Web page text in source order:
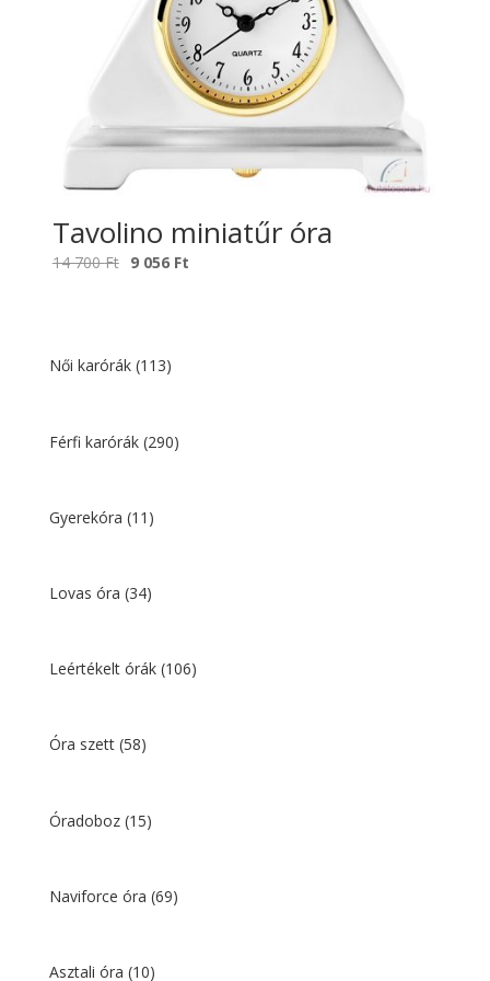
Tavolino miniatűr óra
14 700Ft Original
700 Ft.
9 056 Ft
Női karórák (113)
Férfi karórák (290)
Gyerekóra (11)
Lovas óra (34)
Leértékelt órák (106)
Óra szett (58)
Óradoboz (15)
Naviforce óra (69)
Asztali óra (10)